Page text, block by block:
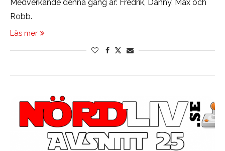
Medverkande denna gång är: Fredrik, Danny, Max och
Robb.
Läs mer